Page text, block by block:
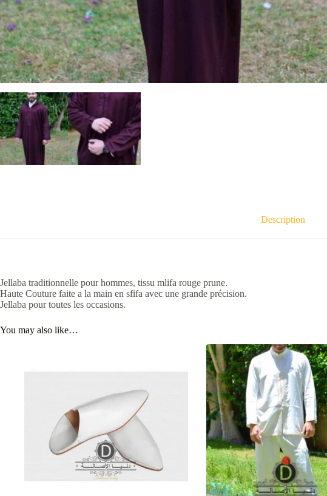
Description
Jellaba traditionnelle pour hommes, tissu mlifa rouge prune.
Haute Couture faite a la main en sfifa avec une grande précision.
Jellaba pour toutes les occasions.
You may also like…